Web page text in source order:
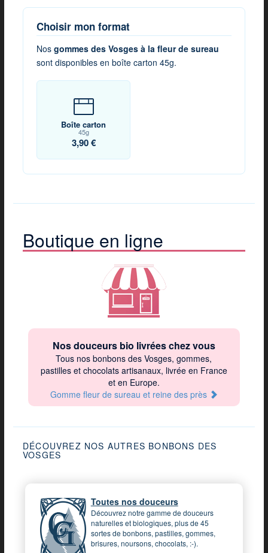
Choisir mon format
Nos gommes des Vosges à la fleur de sureau
sont disponibles en boîte carton 45g.
Boîte carton
45g
3,90 €
Boutique en ligne
Nos douceurs bio livrées chez vous
Tous nos bonbons des Vosges, gommes,
pastilles et chocolats artisanaux, livrée en France
et en Europe.
Gomme fleur de sureau et reine des près
DÉCOUVREZ NOS AUTRES BONBONS DES
VOSGES
Toutes nos douceurs
Découvrez notre gamme de douceurs
naturelles et biologiques, plus de 45
sortes de bonbons, pastilles, gommes,
brisures, noursons, chocolats, :-).